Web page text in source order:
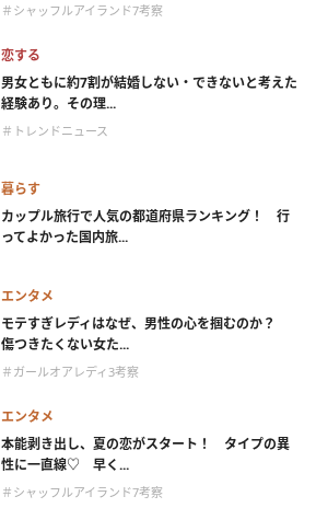
＃シャッフルアイランド7考察
恋する
男女ともに約7割が結婚しない・できないと考えた
経験あり。その理...
＃トレンドニュース
暮らす
カップル旅行で人気の都道府県ランキング！ 行
ってよかった国内旅...
エンタメ
モテすぎレディはなぜ、男性の心を掴むのか？
傷つきたくない女た...
＃ガールオアレディ3考察
エンタメ
本能剥き出し、夏の恋がスタート！ タイプの異
性に一直線♡ 早く...
＃シャッフルアイランド7考察